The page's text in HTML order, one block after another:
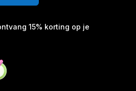
15% korting op je